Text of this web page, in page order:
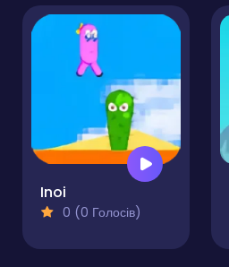
Inoi
0 (0 Голосів)